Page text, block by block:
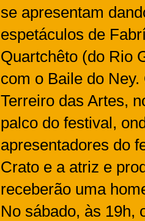
se apresentam
espetáculos de
Quartchêto (do Rio
com o Baile do
Terreiro das Artes,
palco do festival,
apresentadores do
Crato e a atriz e
receberão uma
No sábado, às 19h,